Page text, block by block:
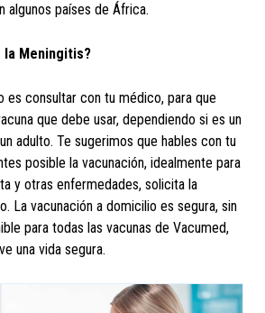
algunos países de África.
la Meningitis?
es consultar con tu médico, para que
que debe usar, dependiendo si es un
adulto. Te sugerimos que hables con tu
posible la vacunación, idealmente para
y otras enfermedades, solicita la
La vacunación a domicilio es segura, sin
para todas las vacunas de Vacumed,
una vida segura.